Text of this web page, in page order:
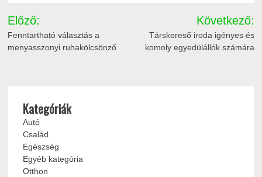
Bejegyzés
navigáció
Előző:
Fenntartható választás a
menyasszonyi ruhakölcsönző
Következő:
Társkereső iroda igényes és
komoly egyedülállók számára
Kategóriák
Autó
Család
Egészség
Egyéb kategória
Otthon